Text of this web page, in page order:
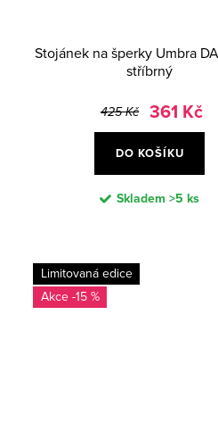
Stojánek na šperky Umbra
stříbrný
425 Kč 361 Kč
DO KOŠÍKU
Skladem>5 ks
Limitovaná edice
-15 %